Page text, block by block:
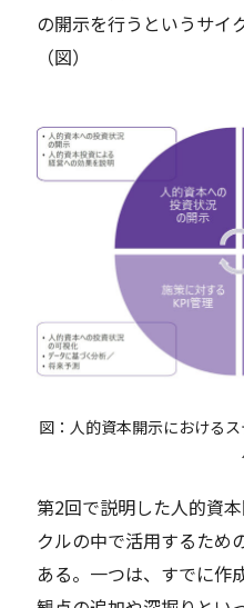
の開示を行うというサイ
（図）
図：人的資本開示における
第2回で説明した人的資
クルの中で活用するため
ある。一つは、すでに作